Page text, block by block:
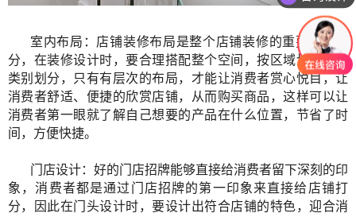
室内布局：店铺装修布局是整个店铺装修的重要组成部
分，在装修设计时，要合理搭配整个空间，按区域划分，按
类别划分，只有有层次的布局，才能让消费者赏心悦目，让
消费者舒适、便捷的欣赏店铺，从而购买商品，这样可以让
消费者第一眼就了解自己想要的产品在什么位置，节省了时
间，方便快捷。
门店设计：好的门店招牌能够直接给消费者留下深刻的印
象，消费者都是通过门店招牌的第一印象来直接给店铺打
分，因此在门头设计时，要设计出符合店铺的特色，迎合消